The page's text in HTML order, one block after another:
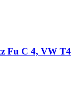
Fu C 4, VW T4